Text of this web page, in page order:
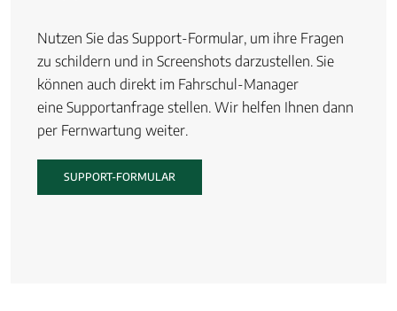
Nutzen Sie das Support-Formular, um ihre Fragen
zu schildern und in Screenshots darzustellen. Sie
können auch direkt im Fahrschul-Manager
eine Supportanfrage stellen. Wir helfen Ihnen dann
per Fernwartung weiter.
SUPPORT-FORMULAR